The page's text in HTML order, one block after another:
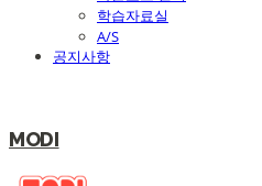
학습자료실
A/S
공지사항
MODI